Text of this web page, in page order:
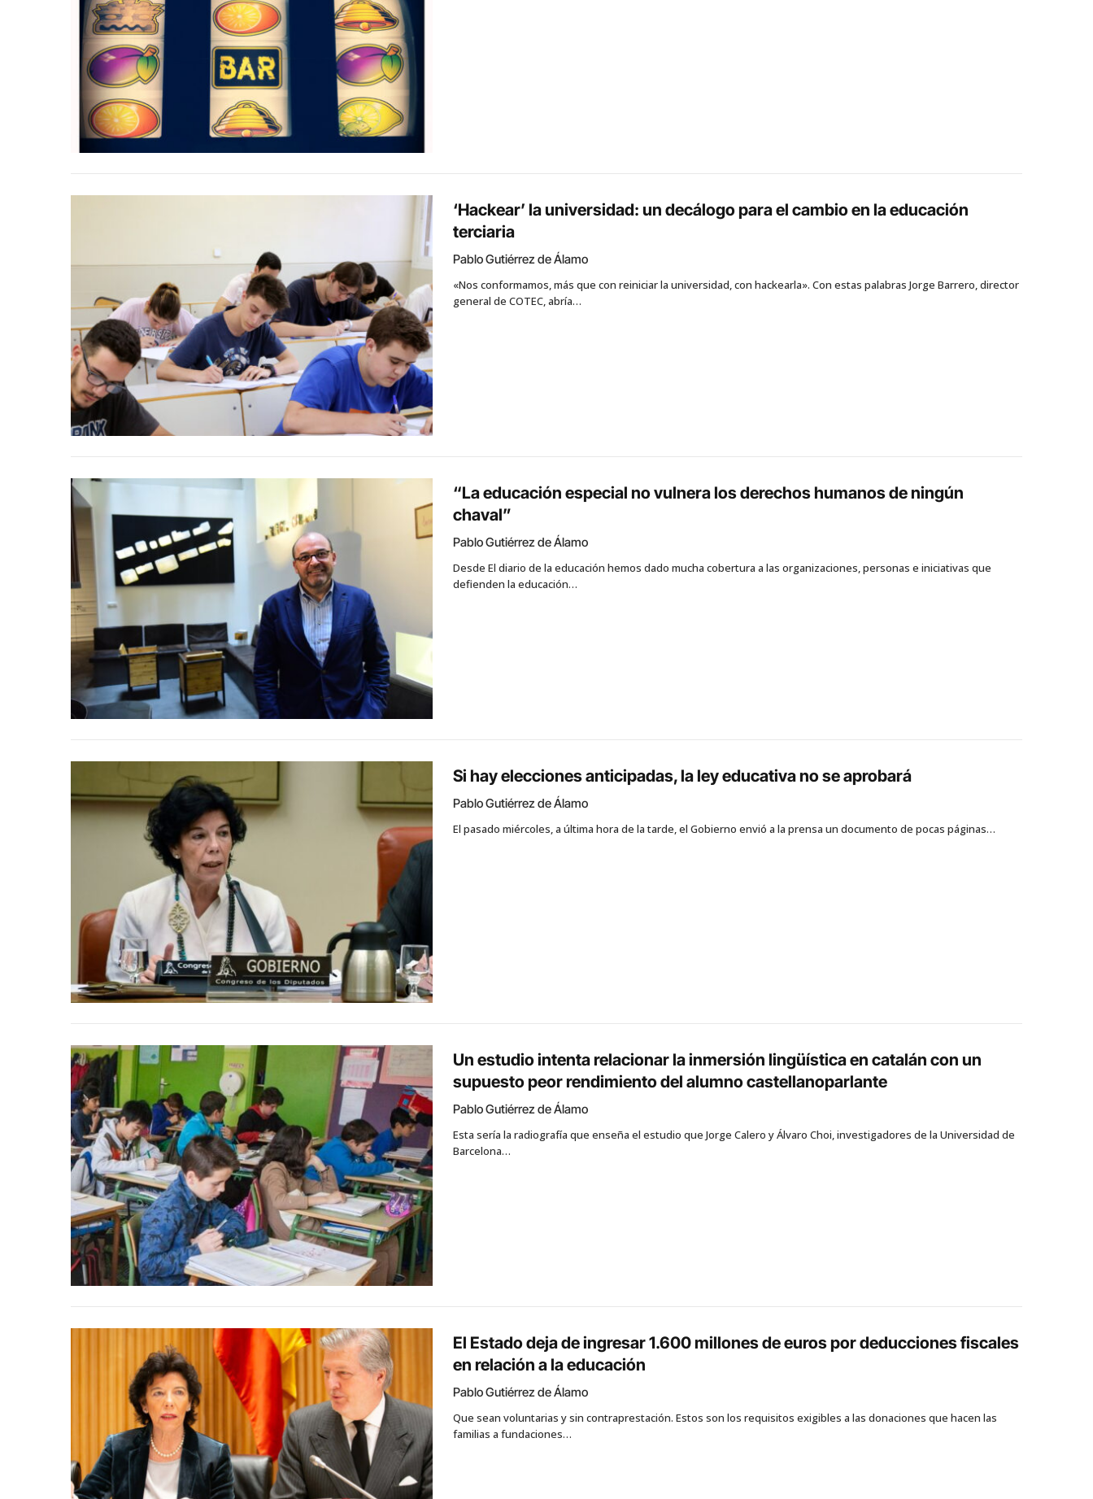
‘Hackear’ la universidad: un decálogo para el cambio en la educación
terciaria
Pablo Gutiérrez de Álamo
«Nos conformamos, más que con reiniciar la universidad, con hackearla». Con estas palabras Jorge Barrero, director
general de COTEC, abría…
“La educación especial no vulnera los derechos humanos de ningún
chaval”
Pablo Gutiérrez de Álamo
Desde El diario de la educación hemos dado mucha cobertura a las organizaciones, personas e iniciativas que
defienden la educación…
Si hay elecciones anticipadas, la ley educativa no se aprobará
Pablo Gutiérrez de Álamo
El pasado miércoles, a última hora de la tarde, el Gobierno envió a la prensa un documento de pocas páginas…
Un estudio intenta relacionar la inmersión lingüística en catalán con un
supuesto peor rendimiento del alumno castellanoparlante
Pablo Gutiérrez de Álamo
Esta sería la radiografía que enseña el estudio que Jorge Calero y Álvaro Choi, investigadores de la Universidad de
Barcelona…
El Estado deja de ingresar 1.600 millones de euros por deducciones fiscales
en relación a la educación
Pablo Gutiérrez de Álamo
Que sean voluntarias y sin contraprestación. Estos son los requisitos exigibles a las donaciones que hacen las
familias a fundaciones…